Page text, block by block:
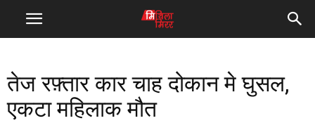
तेज रफ़्तार कार चाह दोकान मे घुसल,
एकटा महिलाक मौत